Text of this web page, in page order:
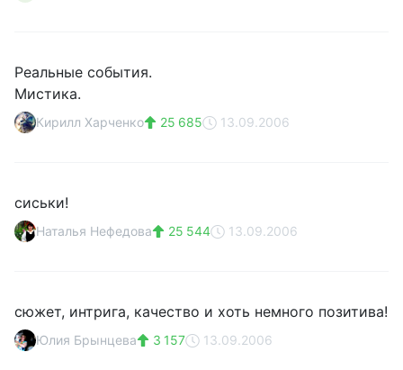
Реальные события.
Мистика.
Кирилл Харченко 25 685 13.09.2006
сиськи!
Наталья Нефедова 25 544 13.09.2006
сюжет, интрига, качество и хоть немного позитива!
Юлия Брынцева 3 157 13.09.2006